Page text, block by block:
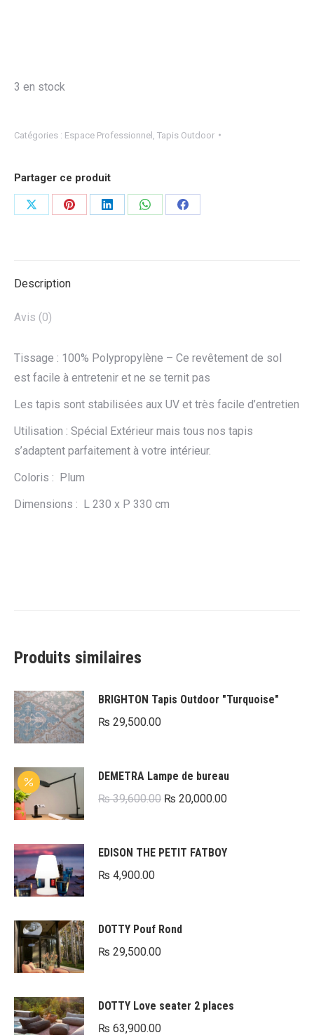
3 en stock
Catégories : Espace Professionnel Tapis Outdoor
Partager ce produit
PartagerPartagerPartagerPartagerPartager
Description
Avis (0)
Tissage : 100% Polypropylène – Ce revêtement de sol
est facile à entretenir et ne se ternit pas
Les tapis sont stabilisées aux UV et très facile d’entretien
Utilisation : Spécial Extérieur mais tous nos tapis
s’adaptent parfaitement à votre intérieur.
Coloris : Plum
Dimensions : L 230 x P 330 cm
Produits similaires
BRIGHTON Tapis Outdoor "Turquoise"
₨ 29,500.00
DEMETRA Lampe de bureau
₨39,600.00 Le
était :
₨ 20,000.00Le
EDISON THE PETIT FATBOY
₨ 4,900.00
DOTTY Pouf Rond
₨ 29,500.00
DOTTY Love seater 2 places
₨ 63,900.00